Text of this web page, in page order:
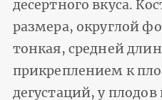
десертного вкуса.
размера, округлой
тонкая, средней
прикреплением к
дегустаций, у